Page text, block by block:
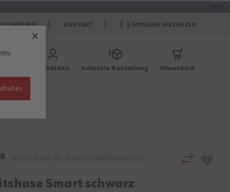
KONTAKT SPRACHE WECHSELN
Anmelden Schnelle Bestellung Warenkorb
Berufe
Smart schwarz